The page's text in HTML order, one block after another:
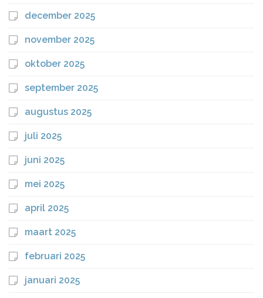
december 2025
november 2025
oktober 2025
september 2025
augustus 2025
juli 2025
juni 2025
mei 2025
april 2025
maart 2025
februari 2025
januari 2025